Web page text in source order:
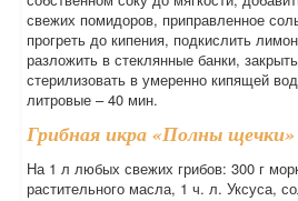
свежих помидоров, приправленное
прогреть до кипения, подкислить
разложить в стеклянные банки,
стерилизовать в умеренно кипящей
литровые – 40 мин.
Грибная икра «Полны щечки»
На 1 л любых свежих грибов: 300 г
растительного масла, 1 ч. л. Уксуса,